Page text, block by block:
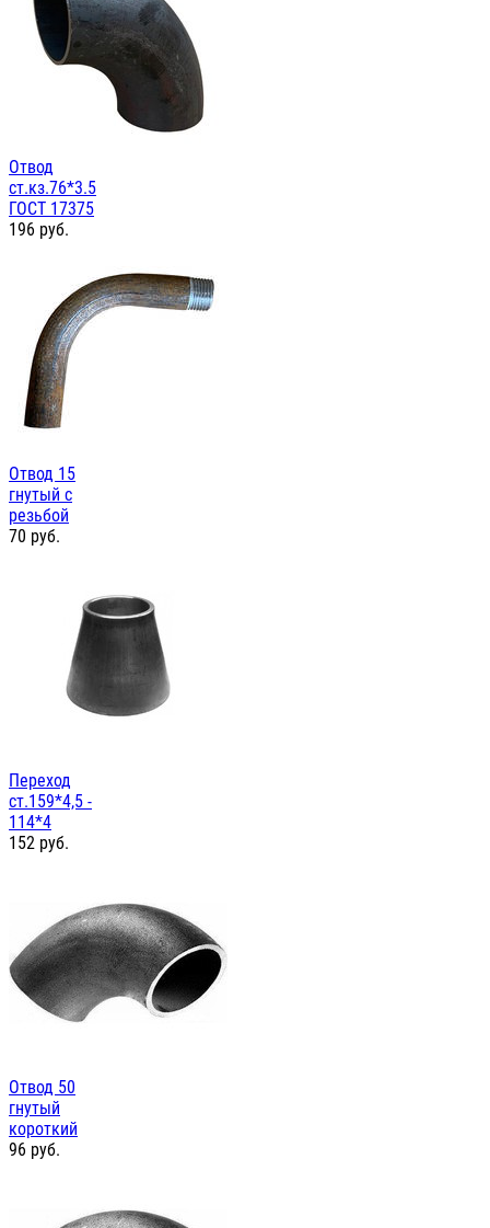
Отвод
ст.кз.76*3.5
ГОСТ 17375
196 руб.
Отвод 15
гнутый с
резьбой
70 руб.
Переход
ст.159*4,5 -
114*4
152 руб.
Отвод 50
гнутый
короткий
96 руб.